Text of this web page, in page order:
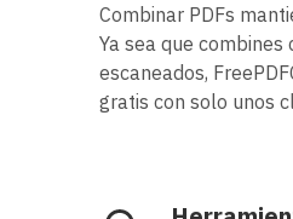
Combinar PDFs
Ya sea que
escaneados,
gratis con solo unos